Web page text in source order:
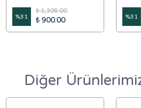
%31
₺ 1,305.00
₺ 900.00 %31
Diğer